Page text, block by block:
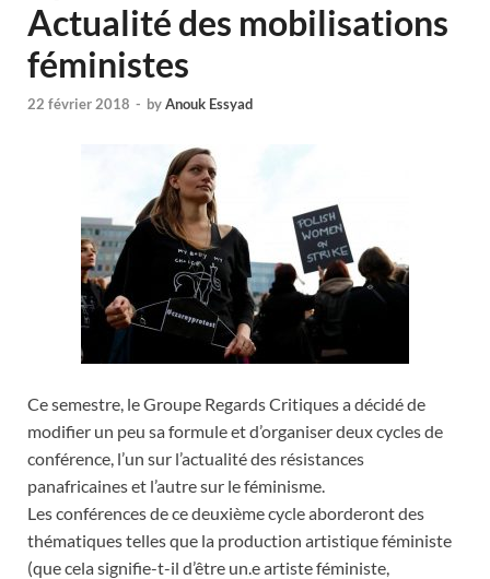
Actualité des mobilisations
féministes
22 février 2018 - byAnouk Essyad
Ce semestre, le Groupe Regards Critiques a décidé de
modifier un peu sa formule et d’organiser deux cycles de
conférence, l’un sur l’actualité des résistances
panafricaines et l’autre sur le féminisme.
Les conférences de ce deuxième cycle aborderont des
thématiques telles que la production artistique féministe
(que cela signifie-t-il d’être un.e artiste féministe,